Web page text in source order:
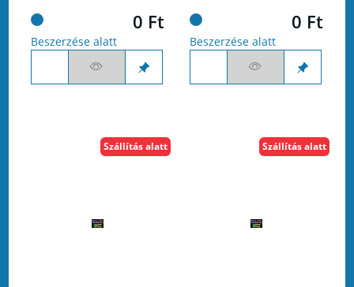
0 Ft
Beszerzése alatt
0 Ft
Beszerzése alatt
Szállítás alatt Szállítás alatt